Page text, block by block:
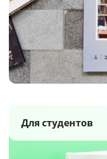
Для студентов